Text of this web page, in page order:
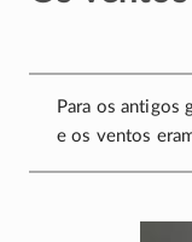
Para os antigos
e os ventos